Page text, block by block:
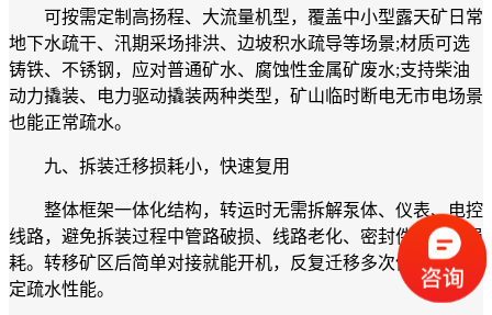
可按需定制高扬程、大流量机型，覆盖中小型露天矿日常
地下水疏干、汛期采场排洪、边坡积水疏导等场景;材质可选
铸铁、不锈钢，应对普通矿水、腐蚀性金属矿废水;支持柴油
动力撬装、电力驱动撬装两种类型，矿山临时断电无市电场景
也能正常疏水。
九、拆装迁移损耗小，快速复用
整体框架一体化结构，转运时无需拆解泵体、仪表、电控
线路，避免拆装过程中管路破损、线路老化、密封件失效等损
耗。转移矿区后简单对接就能开机，反复迁移多次依旧保持稳
定疏水性能。